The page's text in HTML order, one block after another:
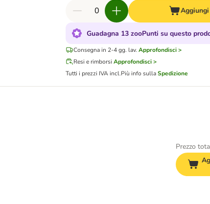
Guadagna 13 zooPunti su questo
Consegna in 2-4 gg. lav. Approfondisci >
Resi e rimborsi Approfondisci >
Tutti i prezzi IVA incl.Più info sullaSpedizione
Prezzo